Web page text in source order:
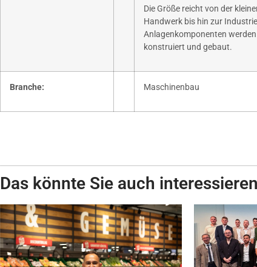
Die Größe reicht von der
Handwerk bis hin zur
Anlagenkomponenten
konstruiert und gebaut.
Branche: Maschinenbau
Das könnte Sie auch